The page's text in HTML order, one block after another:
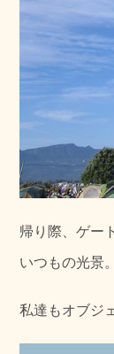
帰り際、ゲー
いつもの光景。
私達もオブジ